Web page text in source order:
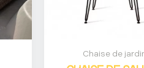
Chaise de